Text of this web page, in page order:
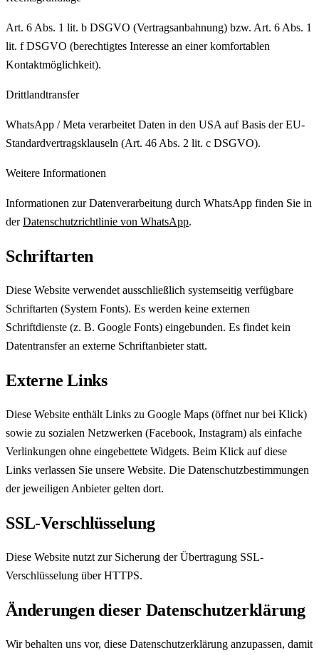
Art. 6 Abs. 1 lit. b DSGVO (Vertragsanbahnung) bzw. Art. 6 Abs. 1
lit. f DSGVO (berechtigtes Interesse an einer komfortablen
Kontaktmöglichkeit).
Drittlandtransfer
WhatsApp / Meta verarbeitet Daten in den USA auf Basis der EU-
Standardvertragsklauseln (Art. 46 Abs. 2 lit. c DSGVO).
Weitere Informationen
Informationen zur Datenverarbeitung durch WhatsApp finden Sie in
derDatenschutzrichtlinie von WhatsApp.
Schriftarten
Diese Website verwendet ausschließlich systemseitig verfügbare
Schriftarten (System Fonts). Es werden keine externen
Schriftdienste (z. B. Google Fonts) eingebunden. Es findet kein
Datentransfer an externe Schriftanbieter statt.
Externe Links
Diese Website enthält Links zu Google Maps (öffnet nur bei Klick)
sowie zu sozialen Netzwerken (Facebook, Instagram) als einfache
Verlinkungen ohne eingebettete Widgets. Beim Klick auf diese
Links verlassen Sie unsere Website. Die Datenschutzbestimmungen
der jeweiligen Anbieter gelten dort.
SSL-Verschlüsselung
Diese Website nutzt zur Sicherung der Übertragung SSL-
Verschlüsselung über HTTPS.
Änderungen dieser Datenschutzerklärung
Wir behalten uns vor, diese Datenschutzerklärung anzupassen, damit